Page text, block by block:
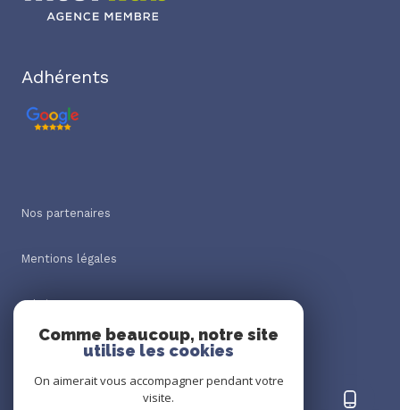
Adhérents
Nos partenaires
Mentions légales
Admin
Nos honoraires
Comme beaucoup, notre site
utilise les cookies
On aimerait vous accompagner pendant votre
visite.